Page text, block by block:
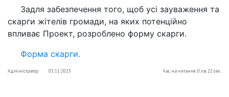
Задля забезпечення того, щоб усі зауваження та
скарги жітелів громади, на яких потенційно
впливає Проект, розроблено форму скарги.
Форма скарги.
Адміністратор 03.11.2025 Час на читання: 0 хв. 22 сек.